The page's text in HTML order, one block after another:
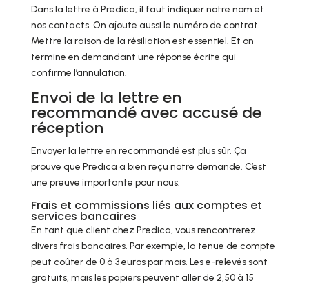
Dans la lettre à Predica, il faut indiquer notre nom et
nos contacts. On ajoute aussi le numéro de contrat.
Mettre la raison de la résiliation est essentiel. Et on
termine en demandant une réponse écrite qui
confirme l’annulation.
Envoi de la lettre en
recommandé avec accusé de
réception
Envoyer la lettre en recommandé est plus sûr. Ça
prouve que Predica a bien reçu notre demande. C’est
une preuve importante pour nous.
Frais et commissions liés aux comptes et
services bancaires
En tant que client chez Predica, vous rencontrerez
divers frais bancaires. Par exemple, la tenue de compte
peut coûter de 0 à 3 euros par mois. Les e-relevés sont
gratuits, mais les papiers peuvent aller de 2,50 à 15